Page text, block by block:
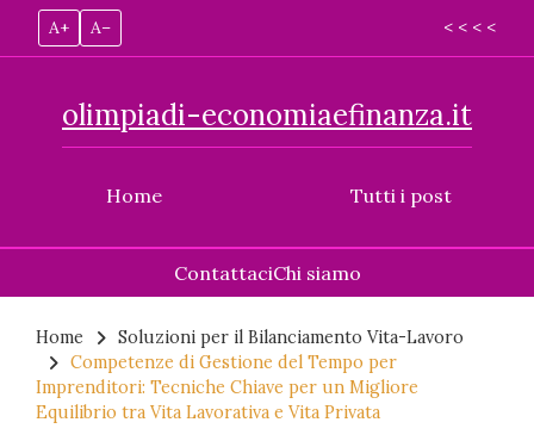
A+ A– < < < <
Home
olimpiadi-economiaefinanza.it
Tutti i post
ContattaciChi siamo
content
Home
Soluzioni per il Bilanciamento Vita-Lavoro
Competenze di Gestione del Tempo per
Imprenditori: Tecniche Chiave per un Migliore
Equilibrio tra Vita Lavorativa e Vita Privata